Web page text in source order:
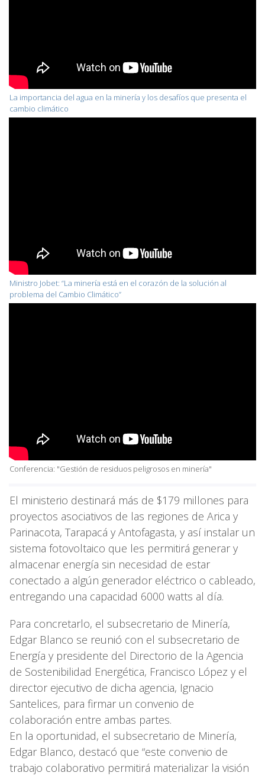
La importancia del agua en la minería y los desafíos que presenta el
cambio climático
Ministro Jobet: “La minería está en el corazón de la solución al
problema del Cambio Climático”
Conferencia: "Gestión de residuos peligrosos en minería"
El ministerio destinará más de $179 millones para
proyectos asociativos de las regiones de Arica y
Parinacota, Tarapacá y Antofagasta, y así instalar un
sistema fotovoltaico que les permitirá generar y
almacenar energía sin necesidad de estar
conectado a algún generador eléctrico o cableado,
entregando una capacidad 6000 watts al día.
Para concretarlo, el subsecretario de Minería,
Edgar Blanco se reunió con el subsecretario de
Energía y presidente del Directorio de la Agencia
de Sostenibilidad Energética, Francisco López y el
director ejecutivo de dicha agencia, Ignacio
Santelices, para firmar un convenio de
colaboración entre ambas partes.
En la oportunidad, el subsecretario de Minería,
Edgar Blanco, destacó que “este convenio de
trabajo colaborativo permitirá materializar la visión